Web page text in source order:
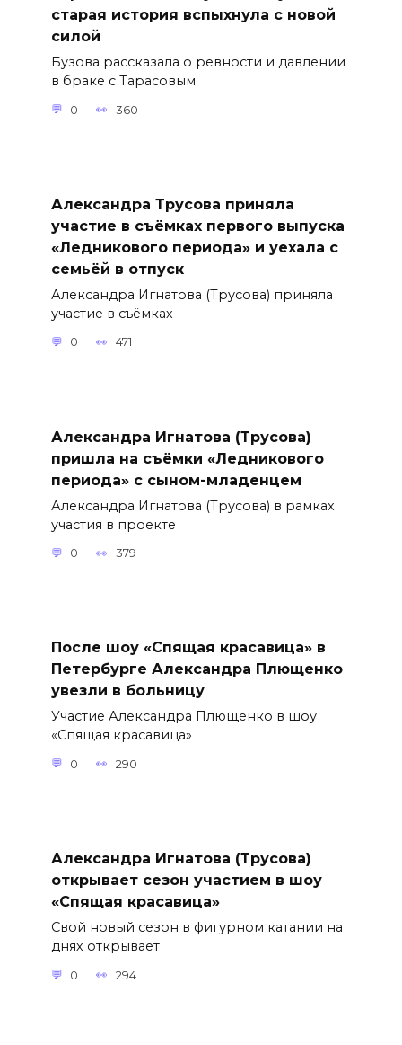
старая история вспыхнула с новой
силой
Бузова рассказала о ревности и давлении
в браке с Тарасовым
0 360
Александра Трусова приняла
участие в съёмках первого выпуска
«Ледникового периода» и уехала с
семьёй в отпуск
Александра Игнатова (Трусова) приняла
участие в съёмках
0 471
Александра Игнатова (Трусова)
пришла на съёмки «Ледникового
периода» с сыном-младенцем
Александра Игнатова (Трусова) в рамках
участия в проекте
0 379
После шоу «Спящая красавица» в
Петербурге Александра Плющенко
увезли в больницу
Участие Александра Плющенко в шоу
«Спящая красавица»
0 290
Александра Игнатова (Трусова)
открывает сезон участием в шоу
«Спящая красавица»
Свой новый сезон в фигурном катании на
днях открывает
0 294